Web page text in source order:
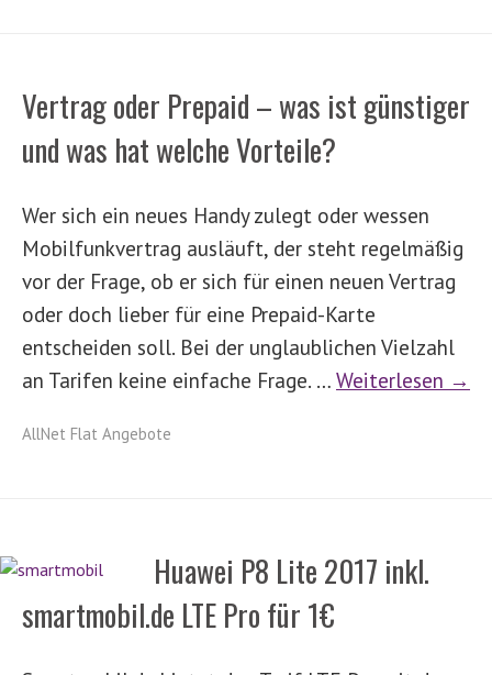
Vertrag oder Prepaid – was ist günstiger
und was hat welche Vorteile?
Wer sich ein neues Handy zulegt oder wessen
Mobilfunkvertrag ausläuft, der steht regelmäßig
vor der Frage, ob er sich für einen neuen Vertrag
oder doch lieber für eine Prepaid-Karte
entscheiden soll. Bei der unglaublichen Vielzahl
an Tarifen keine einfache Frage. … Weiterlesen →
AllNet Flat Angebote
Huawei P8 Lite 2017 inkl.
smartmobil.de LTE Pro für 1€